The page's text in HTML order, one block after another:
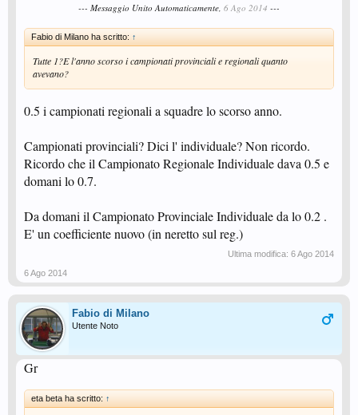
--- Messaggio Unito Automaticamente, 6 Ago 2014 ---
Fabio di Milano ha scritto: ↑
Tutte 1?E l'anno scorso i campionati provinciali e regionali quanto
avevano?
0.5 i campionati regionali a squadre lo scorso anno.
Campionati provinciali? Dici l' individuale? Non ricordo.
Ricordo che il Campionato Regionale Individuale dava 0.5 e
domani lo 0.7.
Da domani il Campionato Provinciale Individuale da lo 0.2 .
E' un coefficiente nuovo (in neretto sul reg.)
Ultima modifica: 6 Ago 2014
6 Ago 2014
Fabio di Milano
Utente Noto
Gr
eta beta ha scritto: ↑